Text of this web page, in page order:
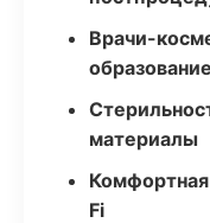
Врачи-
материалы
Fi